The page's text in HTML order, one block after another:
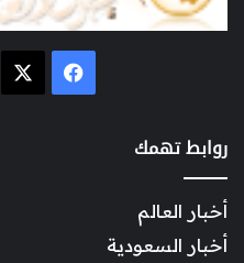
فيسبوك
روابط تهمك
أخبار العالم
أخبار السعودية